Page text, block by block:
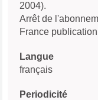
2004).
Arrêt de
France publication
Langue
français
Periodicité